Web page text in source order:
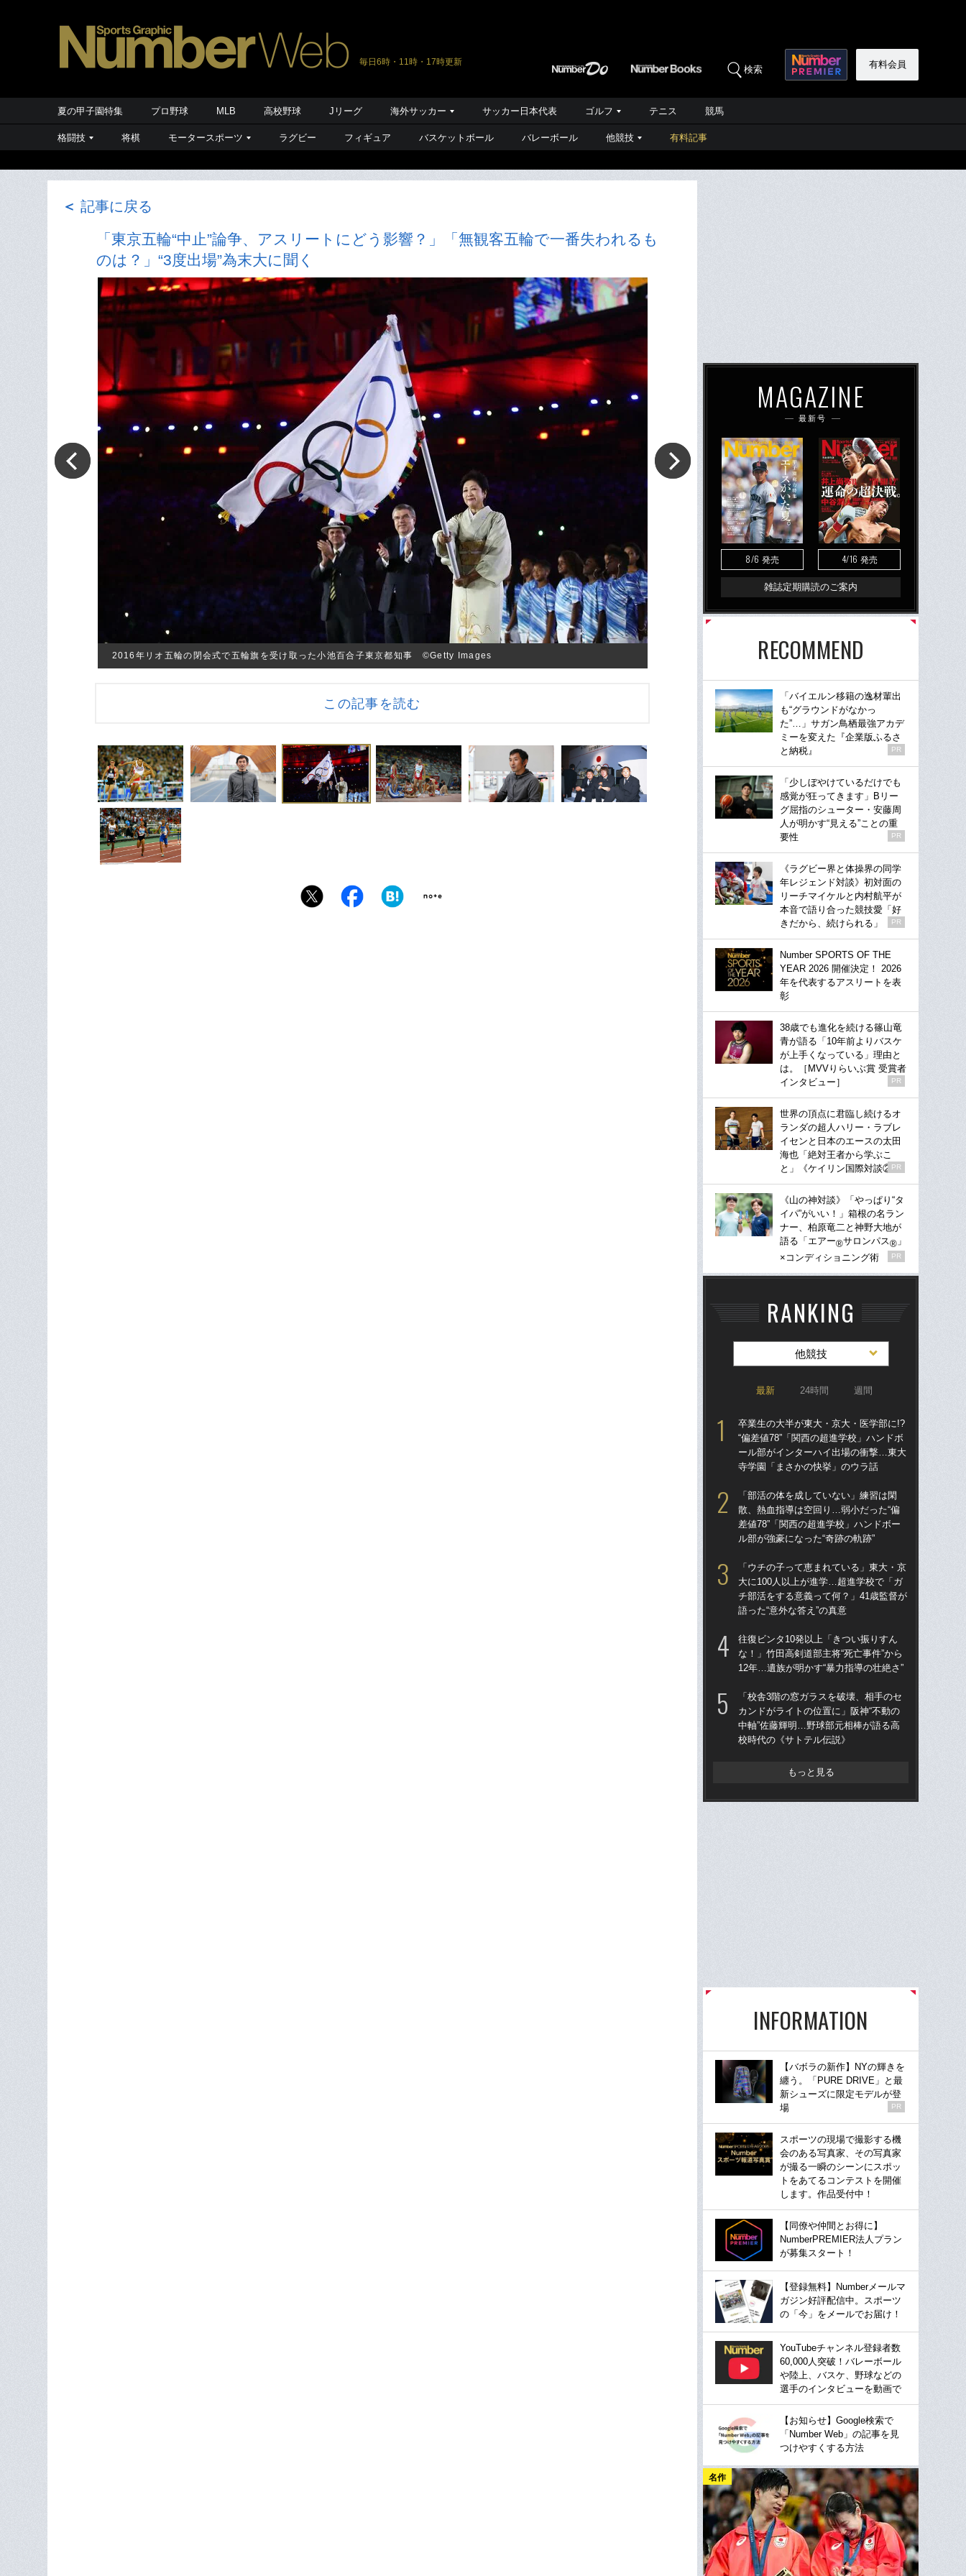
毎日6時・11時・17時更新
検索 有料会員
夏の甲子園特集 プロ野球 MLB 高校野球 Jリーグ 海外サッカー サッカー日本代表 ゴルフ テニス 競馬
格闘技 将棋 モータースポーツ ラグビー フィギュア バスケットボール バレーボール 他競技 有料記事
＜ 記事に戻る
「東京五輪“中止”論争、アスリートにどう影響？」「無観客五輪で一番失われるも
のは？」“3度出場”為末大に聞く
2016年リオ五輪の閉会式で五輪旗を受け取った小池百合子東京都知事 ©Getty Images
この記事を読む
MAGAZINE
最新号
8/6 発売 4/16 発売
雑誌定期購読のご案内
RECOMMEND
「バイエルン移籍の逸材輩出
も“グラウンドがなかっ
た”…」サガン鳥栖最強アカデ
ミーを変えた『企業版ふるさ
と納税』
PR
「少しぼやけているだけでも
感覚が狂ってきます」Bリー
グ屈指のシューター・安藤周
人が明かす“見える”ことの重
要性
PR
《ラグビー界と体操界の同学
年レジェンド対談》初対面の
リーチマイケルと内村航平が
本音で語り合った競技愛「好
きだから、続けられる」
PR
Number SPORTS OF THE
YEAR 2026 開催決定！ 2026
年を代表するアスリートを表
彰
38歳でも進化を続ける篠山竜
青が語る「10年前よりバスケ
が上手くなっている」理由と
は。［MVVりらいぶ賞 受賞者
インタビュー］
PR
世界の頂点に君臨し続けるオ
ランダの超人ハリー・ラブレ
イセンと日本のエースの太田
海也「絶対王者から学ぶこ
と」《ケイリン国際対談②》
PR
《山の神対談》「やっぱり“タ
イパ”がいい！」箱根の名ラン
ナー、柏原竜二と神野大地が
語る「エアー®サロンパス® 」
×コンディショニング術
PR
RANKING
他競技
最新 24時間 週間
卒業生の大半が東大・京大・医学部に!?
“偏差値78”「関西の超進学校」ハンドボ
ール部がインターハイ出場の衝撃…東大
寺学園「まさかの快挙」のウラ話
「部活の体を成していない」練習は閑
散、熱血指導は空回り…弱小だった“偏
差値78”「関西の超進学校」ハンドボー
ル部が強豪になった“奇跡の軌跡”
「ウチの子って恵まれている」東大・京
大に100人以上が進学…超進学校で「ガ
チ部活をする意義って何？」41歳監督が
語った“意外な答え”の真意
往復ビンタ10発以上「きつい振りすん
な！」竹田高剣道部主将“死亡事件”から
12年…遺族が明かす“暴力指導の壮絶さ”
「校舎3階の窓ガラスを破壊、相手のセ
カンドがライトの位置に」阪神“不動の
中軸”佐藤輝明…野球部元相棒が語る高
校時代の《サトテル伝説》
もっと見る
INFORMATION
【バボラの新作】NYの輝きを
纏う。「PURE DRIVE」と最
新シューズに限定モデルが登
場
PR
スポーツの現場で撮影する機
会のある写真家、その写真家
が撮る一瞬のシーンにスポッ
トをあてるコンテストを開催
します。作品受付中！
【同僚や仲間とお得に】
NumberPREMIER法人プラン
が募集スタート！
【登録無料】Numberメールマ
ガジン好評配信中。スポーツ
の「今」をメールでお届け！
YouTubeチャンネル登録者数
60,000人突破！バレーボール
や陸上、バスケ、野球などの
選手のインタビューを動画で
【お知らせ】Google検索で
「Number Web」の記事を見
つけやすくする方法
名作